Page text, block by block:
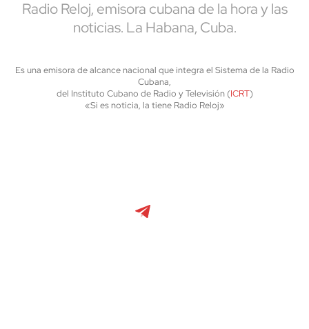
Radio Reloj, emisora cubana de la hora y las
noticias. La Habana, Cuba.
Es una emisora de alcance nacional que integra el Sistema de la Radio
Cubana,
del Instituto Cubano de Radio y Televisión (ICRT)
«Si es noticia, la tiene Radio Reloj»